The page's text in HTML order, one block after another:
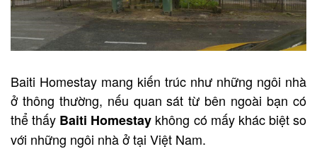
Baiti Homestay mang kiến trúc như những ngôi nhà
ở thông thường, nếu quan sát từ bên ngoài bạn có
thể thấy Baiti Homestay không có mấy khác biệt so
với những ngôi nhà ở tại Việt Nam.